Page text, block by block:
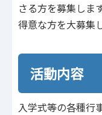
さる方を募集しま
得意な方を大募集
活動内容
入学式等の各種行